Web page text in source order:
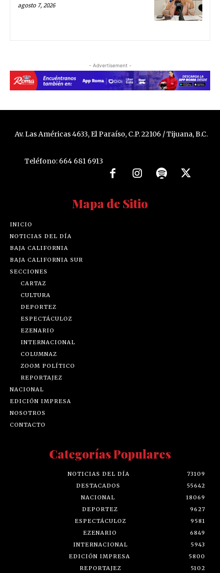
agosto 7, 2026
- Advertisement -
Av. Las Américas 4633, El Paraíso, C.P. 22106 / Tijuana, B.C.
Teléfono: 664 681 6913
Mapa de Sitio
INICIO
NOTICIAS DEL DÍA
BAJA CALIFORNIA
BAJA CALIFORNIA SUR
SECCIONES
CARTAZ
CULTURA
DEPORTEZ
ESPECTÁCULOZ
EZENARIO
INTERNACIONAL
COLUMNAZ
ZOOM POLÍTICO
REPORTAJEZ
NACIONAL
EDICIÓN IMPRESA
NOSOTROS
CONTACTO
Categorías Populares
NOTICIAS DEL DÍA
73109
DESTACADOS
55642
NACIONAL
18069
DEPORTEZ
9627
ESPECTÁCULOZ
9581
EZENARIO
6849
INTERNACIONAL
5943
EDICIÓN IMPRESA
5800
REPORTAJEZ
5102